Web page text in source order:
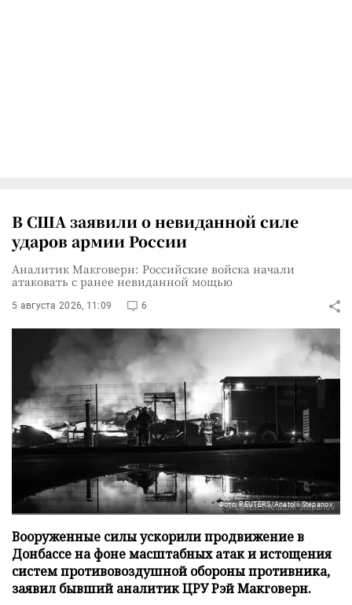
В США заявили о невиданной силе
ударов армии России
Аналитик Макговерн: Российские войска начали
атаковать с ранее невиданной мощью
5 августа 2026, 11:09 6
Фото: REUTERS/Anatolii Stepanov
Вооруженные силы ускорили продвижение в
Донбассе на фоне масштабных атак и истощения
систем противовоздушной обороны противника,
заявил бывший аналитик ЦРУ Рэй Макговерн.